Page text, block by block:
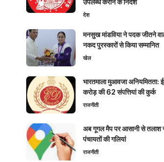
उपलब्ध कराने के निर्देश
देश
मनसुख मांडविया ने पदक जीतने वाले
नकद पुरस्कारों से किया सम्मानित
खेल
भारतमाला मुआवजा अनियमितता:
करोड़ की 62 संपत्तियां की कुर्क
राजनीती
अब गूगल मैप पर आसानी से तलाश
पंचायतों की गलियां
राजनीती